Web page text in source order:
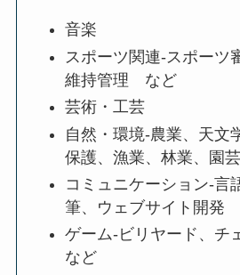
音楽
スポーツ関連‐スポーツ
維持管理 など
芸術・工芸
自然・環境‐農業、天文
保護、漁業、林業、園
コミュニケーション‐言
筆、ウェブサイト開発
ゲーム‐ビリヤード、
など